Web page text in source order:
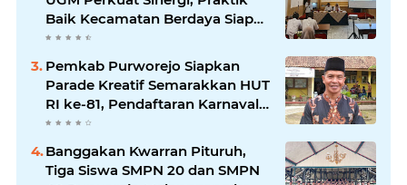
Baik Kecamatan Berdaya Siap
Direplikasi
Pemkab Purworejo Siapkan
Parade Kreatif Semarakkan HUT
RI ke-81, Pendaftaran Karnaval
Resmi Dibuka
Banggakan Kwarran Pituruh,
Tiga Siswa SMPN 20 dan SMPN